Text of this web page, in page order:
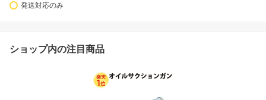
発送対応のみ
ショップ内の注目商品